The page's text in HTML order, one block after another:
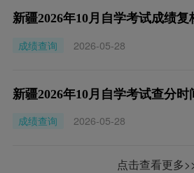
新疆2026年10月自学考试成绩复
成绩查询
2026-05-28
新疆2026年10月自学考试查分时
成绩查询
2026-05-28
点击查看更多